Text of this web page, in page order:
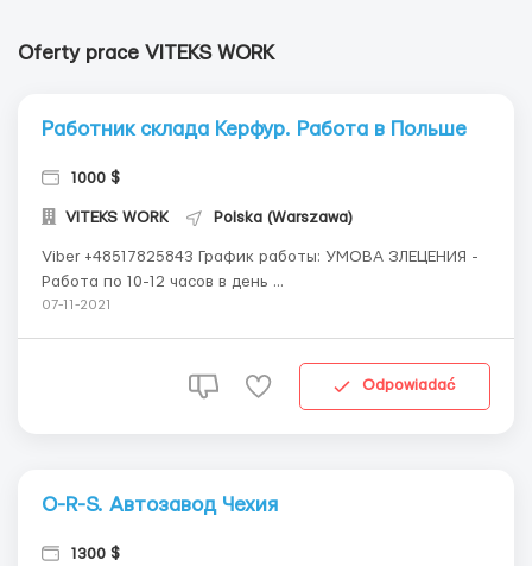
Oferty prace VITEKS WORK
Работник склада Керфур. Работа в Польше
1000 $
VITEKS WORK Polska (Warszawa)
Viber +48517825843 График работы: УМОВА ЗЛЕЦЕНИЯ -
Работа по 10-12 часов в день ...
07-11-2021
Odpowiadać
O-R-S. Автозавод Чехия
1300 $